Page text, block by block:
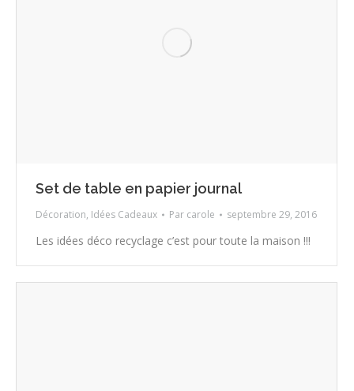
Set de table en papier journal
Décoration, Idées Cadeaux Par carole septembre 29, 2016
Les idées déco recyclage c’est pour toute la maison !!!